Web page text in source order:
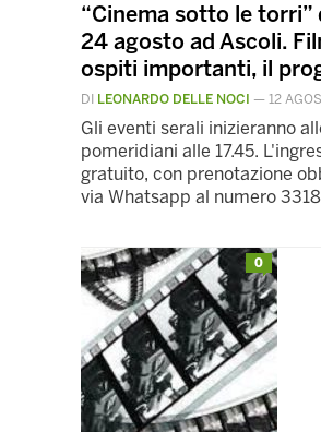
“Cinema sotto le torri”
24 agosto ad Ascoli.
ospiti importanti, il
DI LEONARDO DELLE NOCI — 12
Gli eventi serali inizieranno
pomeridiani alle 17.45.
gratuito, con prenotazione
via Whatsapp al numero
0